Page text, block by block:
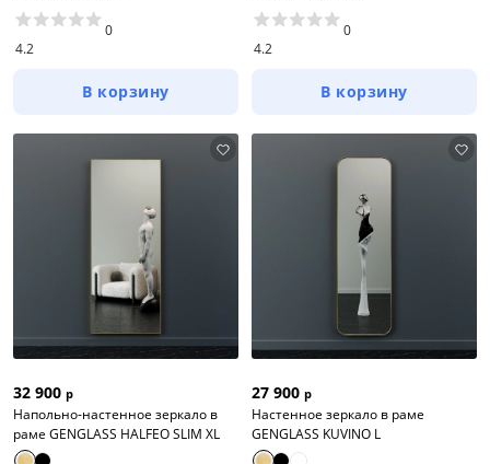
4.2
0
В корзину
4.2
0
В корзину
32 900 р
Напольно-настенное зеркало в
раме GENGLASS HALFEO SLIM XL
27 900 р
Настенное зеркало в раме
GENGLASS KUVINO L